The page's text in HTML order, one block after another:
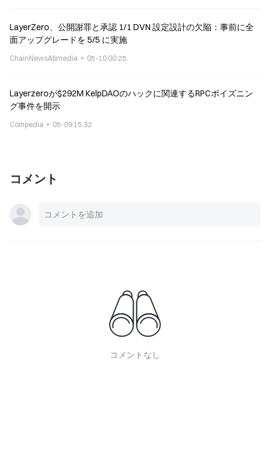
LayerZero、公開謝罪と承認 1/1 DVN 設定設計の欠陥：事前に全
面アップグレードを 5/5 に実施
ChainNewsAbmedia 05-10 00:25
Layerzeroが$292M KelpDAOのハックに関連するRPCポイズニン
グ事件を開示
Coinpedia 05-09 15:32
コメント
コメントなし